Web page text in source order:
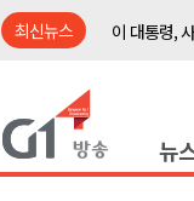
최신뉴스
이 대통령,
이광재 국
뉴